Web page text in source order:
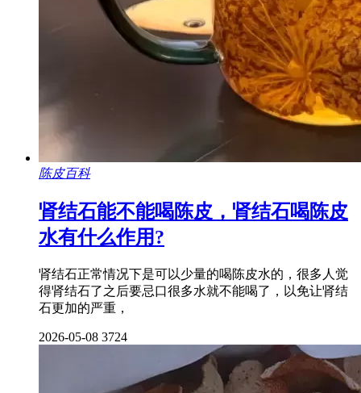
陈皮百科
肾结石能不能喝陈皮，肾结石喝陈皮
水有什么作用?
肾结石正常情况下是可以少量的喝陈皮水的，很多人觉
得肾结石了之后要忌口很多水就不能喝了，以免让肾结
石更加的严重，
2026-05-08 3724